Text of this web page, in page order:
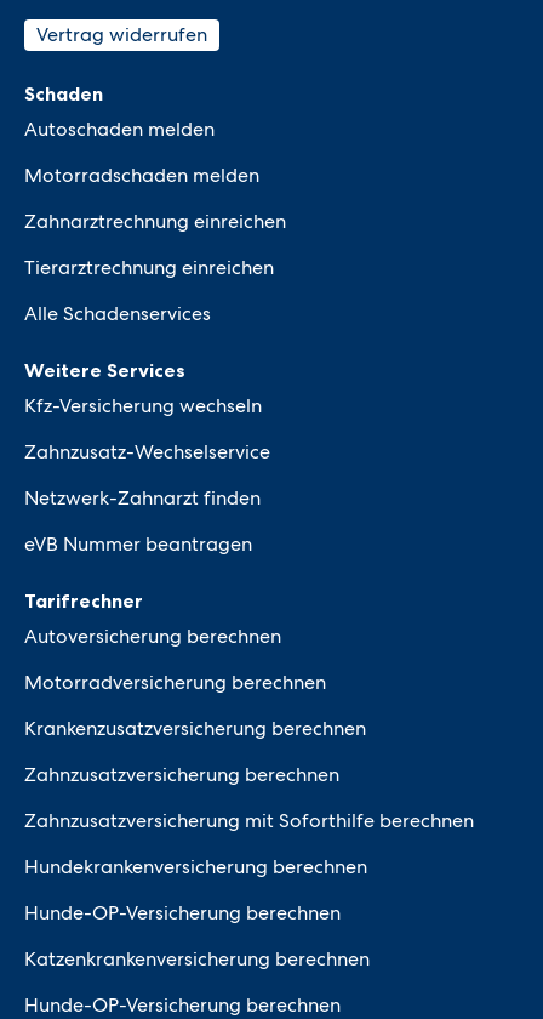
Vertrag widerrufen
Schaden
Autoschaden melden
Motorradschaden melden
Zahnarztrechnung einreichen
Tierarztrechnung einreichen
Alle Schadenservices
Weitere Services
Kfz-Versicherung wechseln
Zahnzusatz-Wechselservice
Netzwerk-Zahnarzt finden
eVB Nummer beantragen
Tarifrechner
Autoversicherung berechnen
Motorradversicherung berechnen
Krankenzusatzversicherung berechnen
Zahnzusatzversicherung berechnen
Zahnzusatzversicherung mit Soforthilfe berechnen
Hundekrankenversicherung berechnen
Hunde-OP-Versicherung berechnen
Katzenkrankenversicherung berechnen
Hunde-OP-Versicherung berechnen